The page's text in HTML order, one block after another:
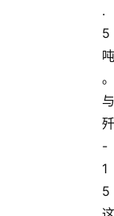
.
5
吨
。
与
歼
-
1
5